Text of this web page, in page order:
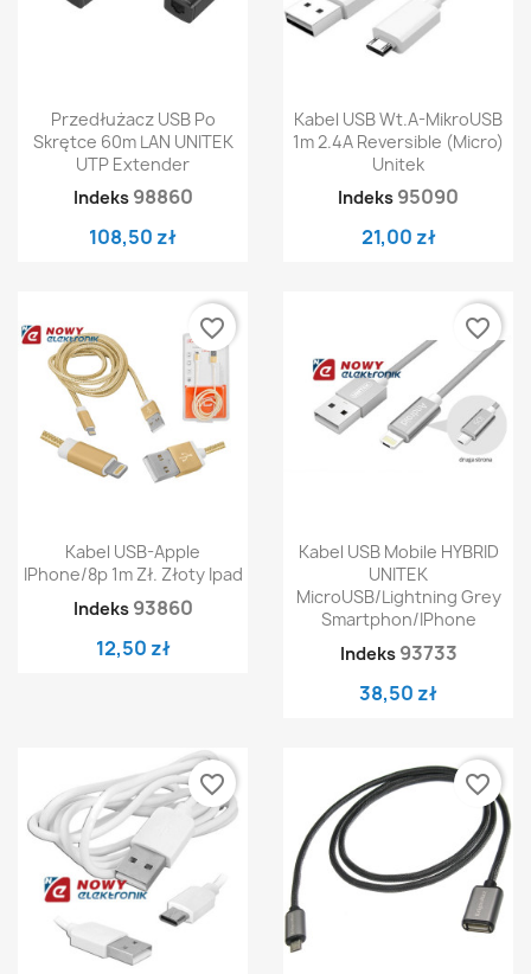
Przedłużacz USB Po
Skrętce 60m LAN UNITEK
UTP Extender
Indeks 98860
108,50 zł
Kabel USB Wt.A-MikroUSB
1m 2.4A Reversible (micro)
Unitek
Indeks 95090
21,00 zł
Kabel USB-Apple
IPhone/8p 1m Zł. Złoty Ipad
Indeks 93860
12,50 zł
favorite_border
Kabel USB Mobile HYBRID
UNITEK
MicroUSB/Lightning Grey
Smartphon/iPhone
Indeks 93733
38,50 zł
favorite_border
favorite_border favorite_border